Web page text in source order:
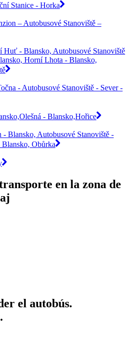
Stanice - Horka
– Autobusové Stanoviště –
Huť - Blansko, Autobusové Stanoviště
Horní Lhota - Blansko,
- Autobusové Stanoviště - Sever -
- Blansko,Hořice
Blansko, Autobusové Stanoviště -
Obůrka
en la zona de
el autobús.